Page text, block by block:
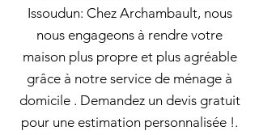
Issoudun: Chez Archambault, nous
nous engageons à rendre votre
maison plus propre et plus agréable
grâce à notre service de ménage à
domicile . Demandez un devis gratuit
pour une estimation personnalisée !.